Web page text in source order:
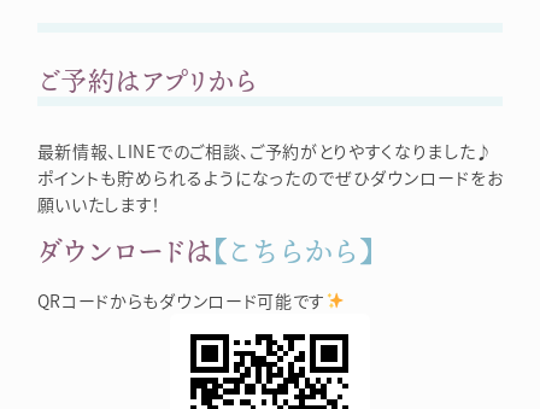
ご予約はアプリから
最新情報、LINEでのご相談、ご予約がとりやすくなりました♪
ポイントも貯められるようになったのでぜひダウンロードをお
願いいたします！
ダウンロードは【こちらから】
QRコードからもダウンロード可能です